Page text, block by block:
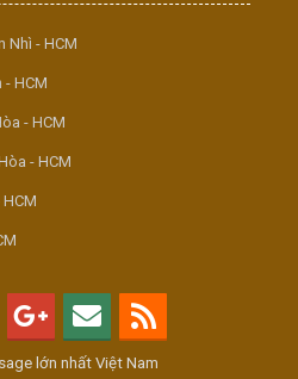
Nhì - HCM
- HCM
- HCM
- HCM
lớn nhất Việt Nam